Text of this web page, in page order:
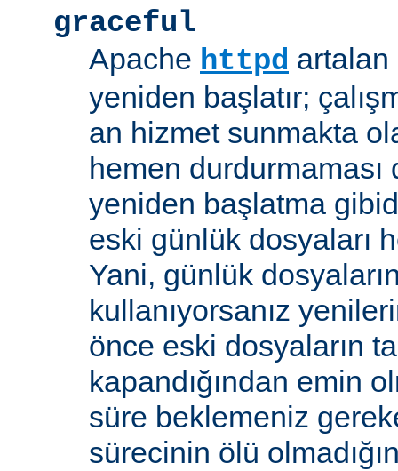
graceful
Apache httpd
yeniden başlatır;
an hizmet sunmakta
hemen durdurmaması
yeniden başlatma
eski günlük dosyaları
Yani, günlük
kullanıyorsanız
önce eski dosyaların
kapandığından emin
süre beklemeniz
sürecinin ölü